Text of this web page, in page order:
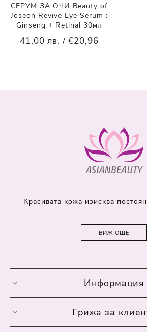
СЕРУМ ЗА ОЧИ Beauty of
Joseon Revive Eye Serum :
Ginseng + Retinal 30мл
41,00 лв. / €20,96
Красивата кожа изисква
ВИЖ ОЩЕ
Информация
Грижа за